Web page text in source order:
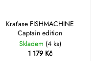
Kraťase FISHMACHINE
Captain edition
Skladem (4 ks)
1 179 Kč